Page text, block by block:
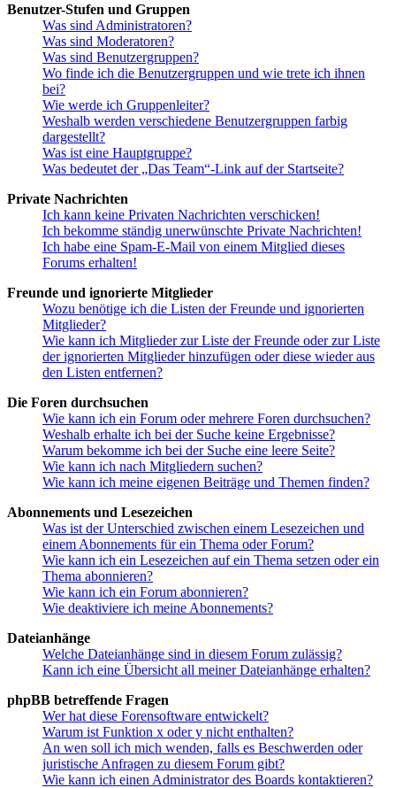
Benutzer-Stufen und Gruppen
Was sind Administratoren?
Was sind Moderatoren?
Was sind Benutzergruppen?
Wo finde ich die Benutzergruppen und wie trete ich ihnen
bei?
Wie werde ich Gruppenleiter?
Weshalb werden verschiedene Benutzergruppen farbig
dargestellt?
Was ist eine Hauptgruppe?
Was bedeutet der „Das Team“-Link auf der Startseite?
Private Nachrichten
Ich kann keine Privaten Nachrichten verschicken!
Ich bekomme ständig unerwünschte Private Nachrichten!
Ich habe eine Spam-E-Mail von einem Mitglied dieses
Forums erhalten!
Freunde und ignorierte Mitglieder
Wozu benötige ich die Listen der Freunde und ignorierten
Mitglieder?
Wie kann ich Mitglieder zur Liste der Freunde oder zur Liste
der ignorierten Mitglieder hinzufügen oder diese wieder aus
den Listen entfernen?
Die Foren durchsuchen
Wie kann ich ein Forum oder mehrere Foren durchsuchen?
Weshalb erhalte ich bei der Suche keine Ergebnisse?
Warum bekomme ich bei der Suche eine leere Seite?
Wie kann ich nach Mitgliedern suchen?
Wie kann ich meine eigenen Beiträge und Themen finden?
Abonnements und Lesezeichen
Was ist der Unterschied zwischen einem Lesezeichen und
einem Abonnements für ein Thema oder Forum?
Wie kann ich ein Lesezeichen auf ein Thema setzen oder ein
Thema abonnieren?
Wie kann ich ein Forum abonnieren?
Wie deaktiviere ich meine Abonnements?
Dateianhänge
Welche Dateianhänge sind in diesem Forum zulässig?
Kann ich eine Übersicht all meiner Dateianhänge erhalten?
phpBB betreffende Fragen
Wer hat diese Forensoftware entwickelt?
Warum ist Funktion x oder y nicht enthalten?
An wen soll ich mich wenden, falls es Beschwerden oder
juristische Anfragen zu diesem Forum gibt?
Wie kann ich einen Administrator des Boards kontaktieren?